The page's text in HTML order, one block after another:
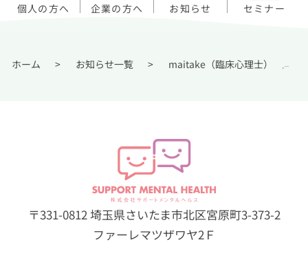
個人の方へ 企業の方へ お知らせ セミナー
ホーム > お知らせ一覧 > maitake（臨床心理士） ,
〒331-0812 埼玉県さいたま市北区宮原町3-373-2
ファーレマツザワヤ2Ｆ